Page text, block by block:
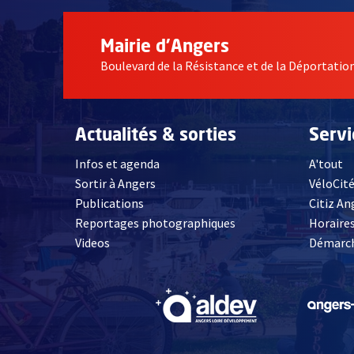
Mairie d'Angers
Boulevard de la Résistance et de la Déportation
Actualités & sorties
Infos et agenda
Sortir à Angers
Publications
Reportages photographiques
Videos, Ouvre une nouvelle fenêtre
A'tout
VéloCité
Citiz
, Ouvre une